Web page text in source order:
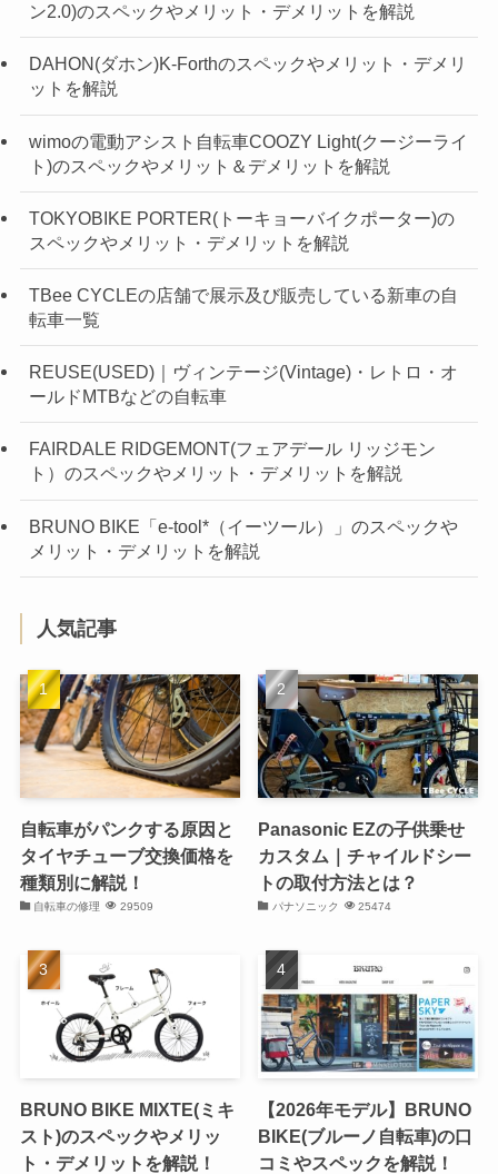
ン2.0)のスペックやメリット・デメリットを解説
DAHON(ダホン)K-Forthのスペックやメリット・デメリ
ットを解説
wimoの電動アシスト自転車COOZY Light(クージーライ
ト)のスペックやメリット＆デメリットを解説
TOKYOBIKE PORTER(トーキョーバイクポーター)の
スペックやメリット・デメリットを解説
TBee CYCLEの店舗で展示及び販売している新車の自
転車一覧
REUSE(USED)｜ヴィンテージ(Vintage)・レトロ・オ
ールドMTBなどの自転車
FAIRDALE RIDGEMONT(フェアデール リッジモン
ト）のスペックやメリット・デメリットを解説
BRUNO BIKE「e-tool*（イーツール）」のスペックや
メリット・デメリットを解説
人気記事
自転車がパンクする原因と
タイヤチューブ交換価格を
種類別に解説！
自転車の修理 29509
Panasonic EZの子供乗せ
カスタム｜チャイルドシー
トの取付方法とは？
パナソニック 25474
BRUNO BIKE MIXTE(ミキ
スト)のスペックやメリッ
ト・デメリットを解説！
【2026年モデル】BRUNO
BIKE(ブルーノ自転車)の口
コミやスペックを解説！